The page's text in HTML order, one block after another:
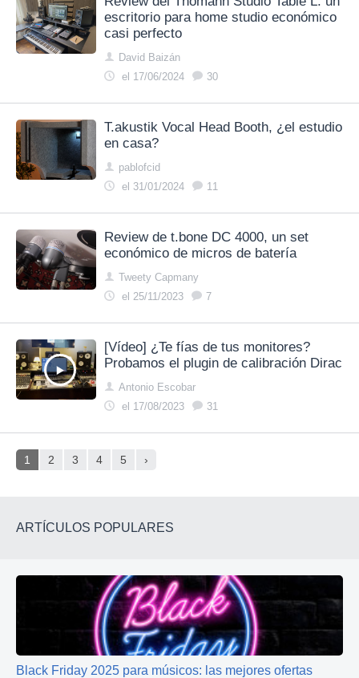
escritorio para home studio económico
casi perfecto
David Baizán
el 17/06/2024
30
T.akustik Vocal Head Booth, ¿el estudio
en casa?
pablofcid
el 31/01/2024
11
Review de t.bone DC 4000, un set
económico de micros de batería
Tweety Capmany
el 25/11/2023
7
[Vídeo] ¿Te fías de tus monitores?
Probamos el plugin de calibración Dirac
Antonio Escobar
el 17/08/2023
31
1 2 3 4 5 ›
ARTÍCULOS POPULARES
Black Friday 2025 para músicos: las mejores ofertas